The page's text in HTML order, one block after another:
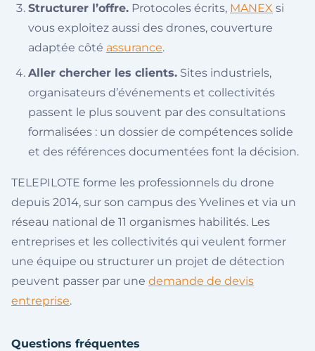
Structurer l’offre. Protocoles écrits, MANEX si
vous exploitez aussi des drones, couverture
adaptée côté assurance.
Aller chercher les clients. Sites industriels,
organisateurs d’événements et collectivités
passent le plus souvent par des consultations
formalisées : un dossier de compétences solide
et des références documentées font la décision.
TELEPILOTE forme les professionnels du drone
depuis 2014, sur son campus des Yvelines et via un
réseau national de 11 organismes habilités. Les
entreprises et les collectivités qui veulent former
une équipe ou structurer un projet de détection
peuvent passer par une demande de devis
entreprise.
Questions fréquentes